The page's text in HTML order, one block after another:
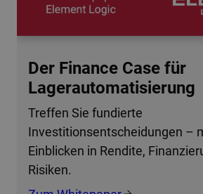
Der Finance Case für
Lagerautomatisierung
Treffen Sie fundierte
Investitionsentscheidungen –
Einblicken in Rendite,
Risiken.